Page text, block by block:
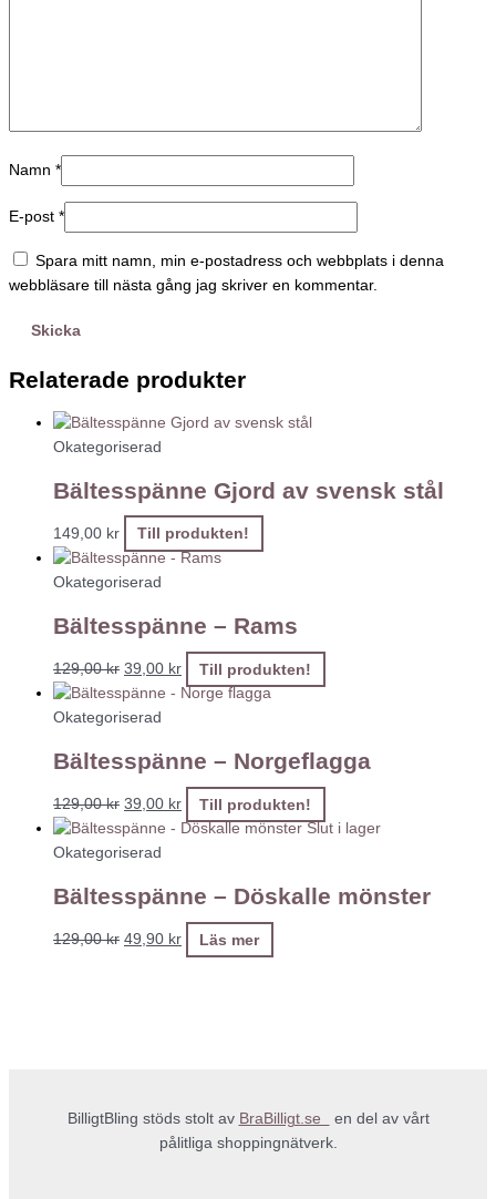
Namn *
E-post *
Spara mitt namn, min e-postadress och webbplats i denna
webbläsare till nästa gång jag skriver en kommentar.
Relaterade produkter
Okategoriserad
Bältesspänne Gjord av svensk stål
149,00 kr Till produkten!
Okategoriserad
Bältesspänne – Rams
129,00kr 39,00 kr Till produkten!
Okategoriserad
Bältesspänne – Norgeflagga
129,00kr 39,00 kr Till produkten!
Slut i lager
Okategoriserad
Bältesspänne – Döskalle mönster
129,00kr 49,90 kr Läs mer
BilligtBling stöds stolt av BraBilligt.se
en del av vårt
pålitliga shoppingnätverk.